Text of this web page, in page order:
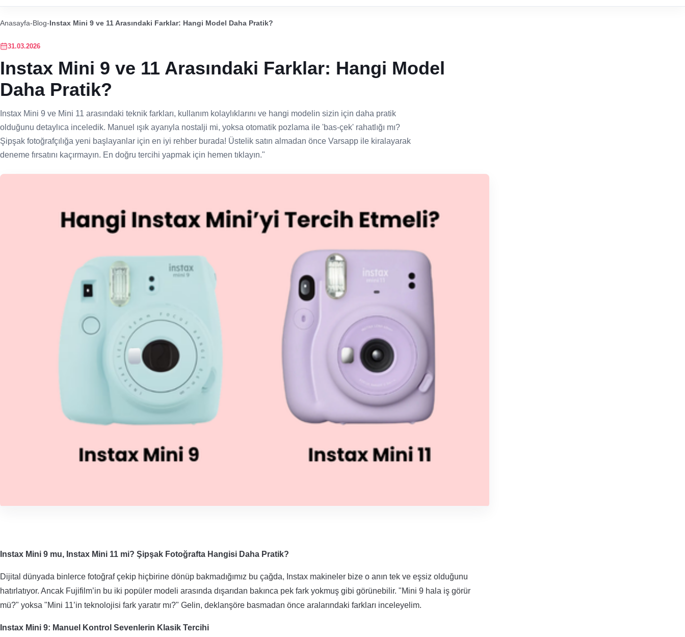
Anasayfa-Blog-Instax Mini 9 ve 11 Arasındaki Farklar: Hangi Model Daha Pratik?
31.03.2026
Instax Mini 9 ve 11 Arasındaki Farklar: Hangi Model
Daha Pratik?
Instax Mini 9 ve Mini 11 arasındaki teknik farkları, kullanım kolaylıklarını ve hangi modelin sizin için daha pratik
olduğunu detaylıca inceledik. Manuel ışık ayarıyla nostalji mi, yoksa otomatik pozlama ile 'bas-çek' rahatlığı mı?
Şipşak fotoğrafçılığa yeni başlayanlar için en iyi rehber burada! Üstelik satın almadan önce Varsapp ile kiralayarak
deneme fırsatını kaçırmayın. En doğru tercihi yapmak için hemen tıklayın."
Instax Mini 9 mu, Instax Mini 11 mi? Şipşak Fotoğrafta Hangisi Daha Pratik?
Dijital dünyada binlerce fotoğraf çekip hiçbirine dönüp bakmadığımız bu çağda, Instax makineler bize o anın tek ve eşsiz olduğunu
hatırlatıyor. Ancak Fujifilm’in bu iki popüler modeli arasında dışarıdan bakınca pek fark yokmuş gibi görünebilir. "Mini 9 hala iş görür
mü?" yoksa "Mini 11’in teknolojisi fark yaratır mı?" Gelin, deklanşöre basmadan önce aralarındaki farkları inceleyelim.
Instax Mini 9: Manuel Kontrol Sevenlerin Klasik Tercihi